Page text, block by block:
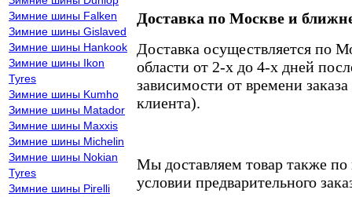
Зимние шины Falken
Зимние шины Gislaved
Зимние шины Hankook
Зимние шины Ikon
Tyres
Зимние шины Kumho
Зимние шины Matador
Зимние шины Maxxis
Зимние шины Michelin
Зимние шины Nokian
Tyres
Зимние шины Pirelli
Доставка по Москве и
Доставка осуществляется по
области от 2-х до 4-х дней
зависимости от времени
клиента).
Мы доставляем товар также
условии предварительного